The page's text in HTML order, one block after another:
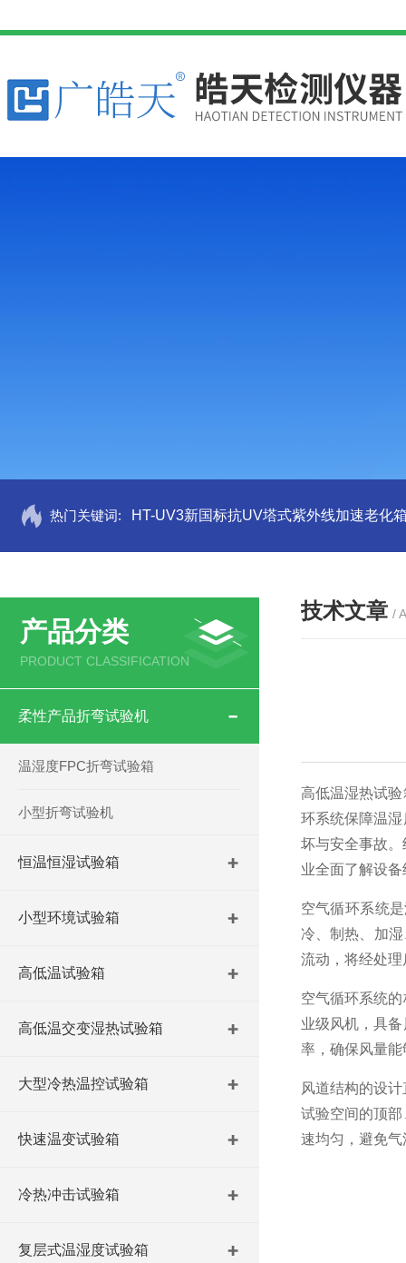
热门关键词: HT-UV3新国标抗UV塔式紫外线加速老化
产品分类
PRODUCT CLASSIFICATION
柔性产品折弯试验机
温湿度FPC折弯试验箱
小型折弯试验机
恒温恒湿试验箱
小型环境试验箱
高低温试验箱
高低温交变湿热试验箱
大型冷热温控试验箱
快速温变试验箱
冷热冲击试验箱
复层式温湿度试验箱
技术文章 /
高低温湿热试
环系统保障温
坏与安全事故
业全面了解设
空气循环系统
冷、制热、加
流动，将经处
空气循环系统
业级风机，具
率，确保风量
风道结构的设
试验空间的顶
速均匀，避免